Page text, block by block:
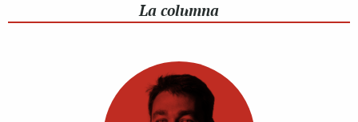
La columna